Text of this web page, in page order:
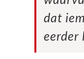
dat
eerder